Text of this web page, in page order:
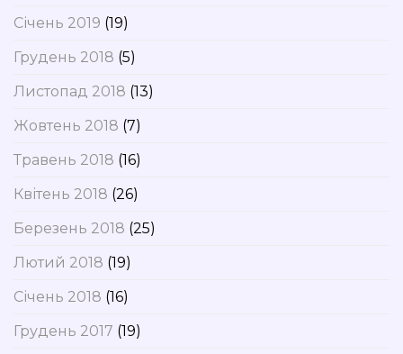
Січень 2019 (19)
Грудень 2018 (5)
Листопад 2018 (13)
Жовтень 2018 (7)
Травень 2018 (16)
Квітень 2018 (26)
Березень 2018 (25)
Лютий 2018 (19)
Січень 2018 (16)
Грудень 2017 (19)